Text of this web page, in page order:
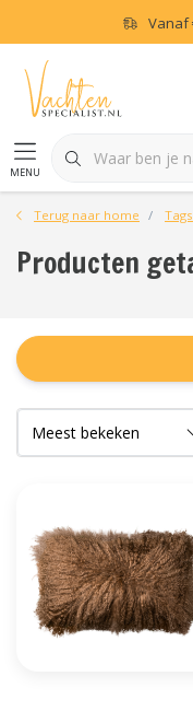
Vanaf
menu
Terug naar home Tags
Producten